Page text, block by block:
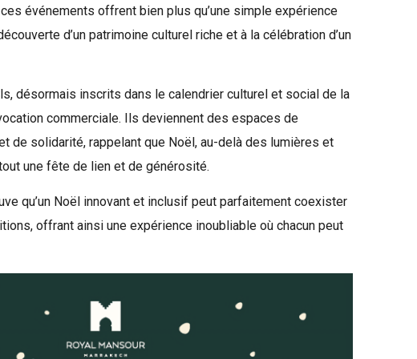
événements offrent bien plus qu’une simple expérience
d’un patrimoine culturel riche et à la célébration d’un
désormais inscrits dans le calendrier culturel et social de la
commerciale. Ils deviennent des espaces de
de solidarité, rappelant que Noël, au-delà des lumières et
une fête de lien et de générosité.
qu’un Noël innovant et inclusif peut parfaitement coexister
offrant ainsi une expérience inoubliable où chacun peut